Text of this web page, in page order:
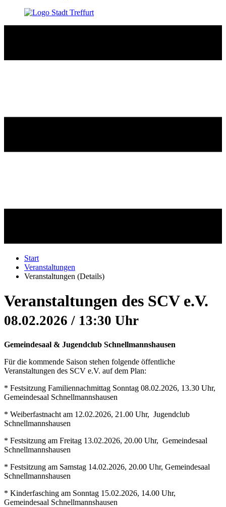
Start
Veranstaltungen
Veranstaltungen (Details)
Veranstaltungen des SCV e.V.
08.02.2026 / 13:30 Uhr
Gemeindesaal & Jugendclub Schnellmannshausen
Für die kommende Saison stehen folgende öffentliche
Veranstaltungen des SCV e.V. auf dem Plan:
* Festsitzung Familiennachmittag Sonntag 08.02.2026, 13.30 Uhr,
Gemeindesaal Schnellmannshausen
* Weiberfastnacht am 12.02.2026, 21.00 Uhr, Jugendclub
Schnellmannshausen
* Festsitzung am Freitag 13.02.2026, 20.00 Uhr, Gemeindesaal
Schnellmannshausen
* Festsitzung am Samstag 14.02.2026, 20.00 Uhr, Gemeindesaal
Schnellmannshausen
* Kinderfasching am Sonntag 15.02.2026, 14.00 Uhr,
Gemeindesaal Schnellmannshausen